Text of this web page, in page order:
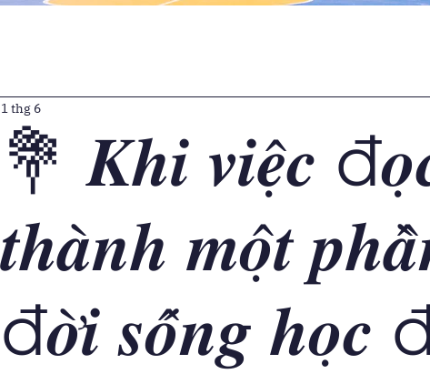
💐 𝑲𝒉𝒊 𝒗𝒊𝒆̣̂𝒄
𝒕𝒉𝒂̀𝒏𝒉 𝒎𝒐̣̂𝒕
đ𝒐̛̀𝒊 𝒔𝒐̂́𝒏𝒈 𝒉𝒐̣𝒄
1 thg 6